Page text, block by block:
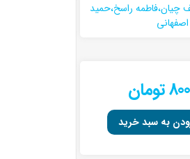
چیان،فاطمه راسخ،حمید
اصفهانی
به سبد خرید